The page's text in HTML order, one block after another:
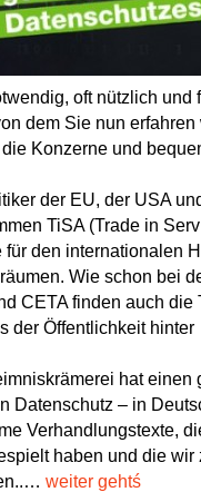
oft nützlich und
dem Sie nun erfahren
Konzerne und
der EU, der USA
TiSA (Trade in
den internationalen
Wie schon bei
CETA finden auch die
der Öffentlichkeit hinter
hat einen
Datenschutz – in
Verhandlungstexte,
haben und die wir
weiter gehtś